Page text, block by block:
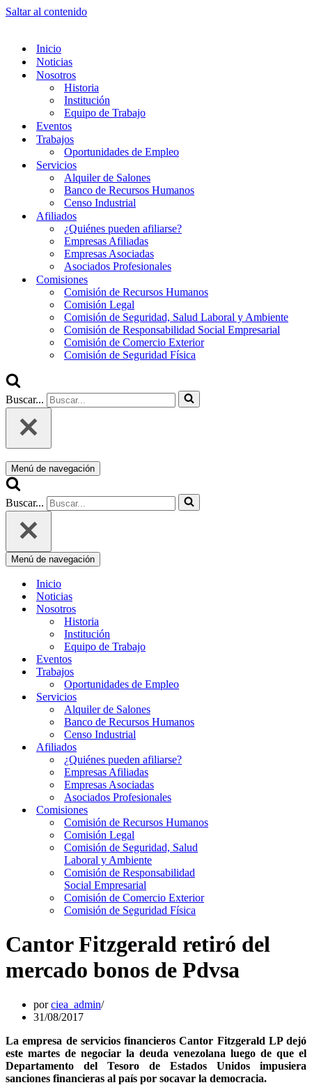
Saltar al contenido
Inicio
Noticias
Nosotros
Historia
Institución
Equipo de Trabajo
Eventos
Trabajos
Oportunidades de Empleo
Servicios
Alquiler de Salones
Banco de Recursos Humanos
Censo Industrial
Afiliados
¿Quiénes pueden afiliarse?
Empresas Afiliadas
Empresas Asociadas
Asociados Profesionales
Comisiones
Comisión de Recursos Humanos
Comisión Legal
Comisión de Seguridad, Salud Laboral y Ambiente
Comisión de Responsabilidad Social Empresarial
Comisión de Comercio Exterior
Comisión de Seguridad Física
Buscar...
Menú de navegación
Buscar...
Menú de navegación
Inicio
Noticias
Nosotros
Historia
Institución
Equipo de Trabajo
Eventos
Trabajos
Oportunidades de Empleo
Servicios
Alquiler de Salones
Banco de Recursos Humanos
Censo Industrial
Afiliados
¿Quiénes pueden afiliarse?
Empresas Afiliadas
Empresas Asociadas
Asociados Profesionales
Comisiones
Comisión de Recursos Humanos
Comisión Legal
Comisión de Seguridad, Salud
Laboral y Ambiente
Comisión de Responsabilidad
Social Empresarial
Comisión de Comercio Exterior
Comisión de Seguridad Física
Cantor Fitzgerald retiró del
mercado bonos de Pdvsa
porciea_admin
31/08/2017
La empresa de servicios financieros Cantor Fitzgerald LP dejó
este martes de negociar la deuda venezolana luego de que el
Departamento del Tesoro de Estados Unidos impusiera
sanciones financieras al país por socavar la democracia.